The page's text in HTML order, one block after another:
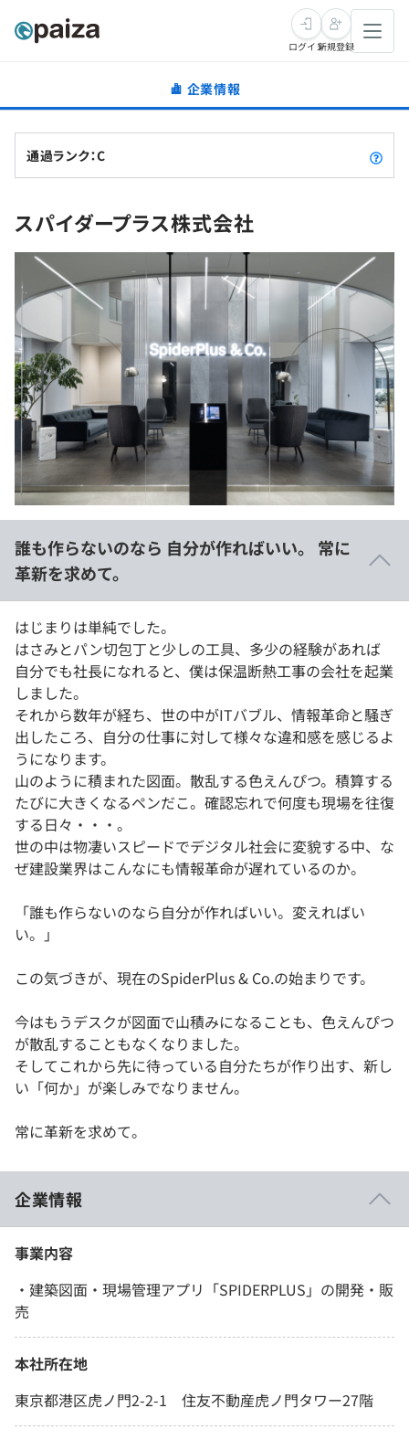
転職成功ガイド
転職エージェント
インタビュー
転職成功ガイド
新卒就活
求人検索
本選考
新卒エージェント
イベント・セミナー
学習
講座一覧
4択課題
ナレッジ
リファレンス
プラン
個人向けプラン
法人向けプラン
学校向けプラン
契約内容・クーポン
スキルチェック
プログラミング言語
SQL
評価結果一覧
再チャレンジ結果一覧
ゲーム・マンガ
メディア
Tech Team Journal
paiza times
note
paizaとは？
ログイン新規登録
企業情報
通過ランク：C
スパイダープラス株式会社
誰も作らないのなら 自分が作ればいい。 常に
革新を求めて。
はじまりは単純でした。
はさみとパン切包丁と少しの工具、多少の経験があれば
自分でも社長になれると、僕は保温断熱工事の会社を起業
しました。
それから数年が経ち、世の中がITバブル、情報革命と騒ぎ
出したころ、自分の仕事に対して様々な違和感を感じるよ
うになります。
山のように積まれた図面。散乱する色えんぴつ。積算する
たびに大きくなるペンだこ。確認忘れで何度も現場を往復
する日々・・・。
世の中は物凄いスピードでデジタル社会に変貌する中、な
ぜ建設業界はこんなにも情報革命が遅れているのか。
「誰も作らないのなら自分が作ればいい。変えればい
い。」
この気づきが、現在のSpiderPlus & Co.の始まりです。
今はもうデスクが図面で山積みになることも、色えんぴつ
が散乱することもなくなりました。
そしてこれから先に待っている自分たちが作り出す、新し
い「何か」が楽しみでなりません。
常に革新を求めて。
企業情報
事業内容
・建築図面・現場管理アプリ「SPIDERPLUS」の開発・販
売
本社所在地
東京都港区虎ノ門2-2-1 住友不動産虎ノ門タワー27階